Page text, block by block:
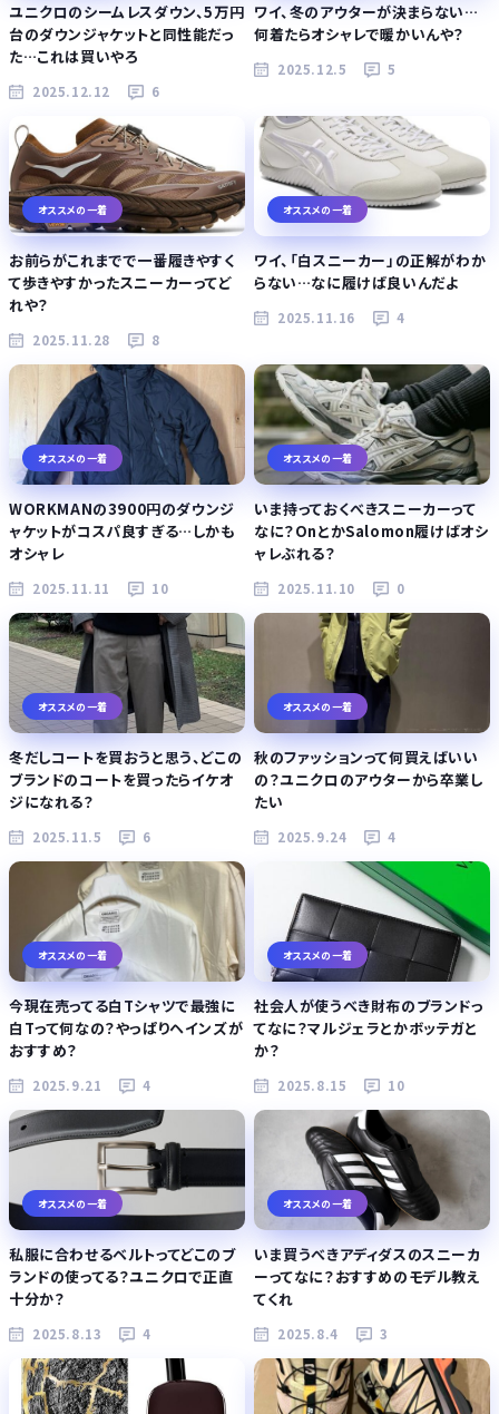
ユニクロのシームレスダウン、5万円
台のダウンジャケットと同性能だっ
た…これは買いやろ
2025.12.12 6
ワイ、冬のアウターが決まらない…
何着たらオシャレで暖かいんや？
2025.12.5 5
オススメの一着
お前らがこれまでで一番履きやすく
て歩きやすかったスニーカーってど
れや？
2025.11.28 8
オススメの一着
ワイ、「白スニーカー」の正解がわか
らない…なに履けば良いんだよ
2025.11.16 4
オススメの一着
WORKMANの3900円のダウンジ
ャケットがコスパ良すぎる…しかも
オシャレ
2025.11.11 10
オススメの一着
いま持っておくべきスニーカーって
なに？OnとかSalomon履けばオシ
ャレぶれる？
2025.11.10 0
オススメの一着
冬だしコートを買おうと思う、どこの
ブランドのコートを買ったらイケオ
ジになれる？
2025.11.5 6
オススメの一着
秋のファッションって何買えばいい
の？ユニクロのアウターから卒業し
たい
2025.9.24 4
オススメの一着
今現在売ってる白Tシャツで最強に
白Tって何なの？やっぱりヘインズが
おすすめ？
2025.9.21 4
オススメの一着
社会人が使うべき財布のブランドっ
てなに？マルジェラとかボッテガと
か？
2025.8.15 10
オススメの一着
私服に合わせるベルトってどこのブ
ランドの使ってる？ユニクロで正直
十分か？
2025.8.13 4
オススメの一着
いま買うべきアディダスのスニーカ
ーってなに？おすすめのモデル教え
てくれ
2025.8.4 3